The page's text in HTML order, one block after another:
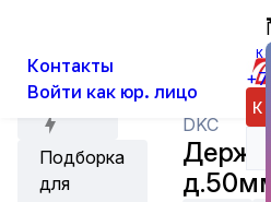
Контакты
Войти как юр. лицо
Акции
Подборка
для
DKC